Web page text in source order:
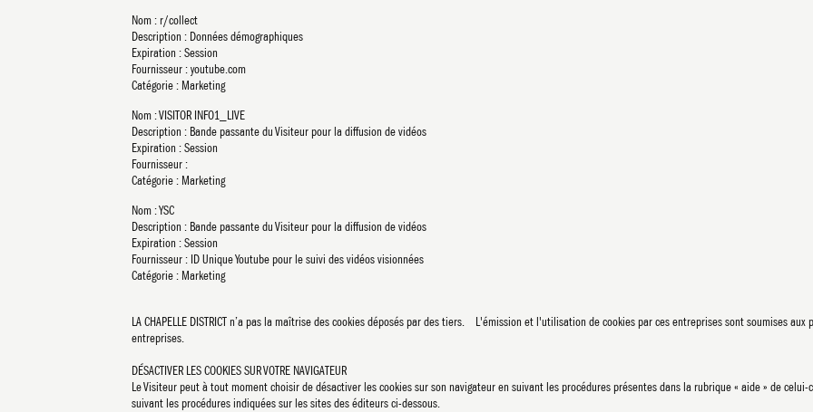
Nom : r/collect
Description : Données démographiques
Expiration : Session
Fournisseur : youtube.com
Catégorie : Marketing
Nom : VISITOR INFO1_LIVE
Description : Bande passante du Visiteur pour la diffusion de vidéos
Expiration : Session
Fournisseur :
Catégorie : Marketing
Nom : YSC
Description : Bande passante du Visiteur pour la diffusion de vidéos
Expiration : Session
Fournisseur : ID Unique Youtube pour le suivi des vidéos visionnées
Catégorie : Marketing
LA CHAPELLE DISTRICT n’a pas la maîtrise des cookies déposés par des tiers. L'émission et l'utilisation de cookies par ces entreprises sont soumises aux
entreprises.
DÉSACTIVER LES COOKIES SUR VOTRE NAVIGATEUR
Le Visiteur peut à tout moment choisir de désactiver les cookies sur son navigateur en suivant les procédures présentes dans la rubrique « aide » de celui-
suivant les procédures indiquées sur les sites des éditeurs ci-dessous.